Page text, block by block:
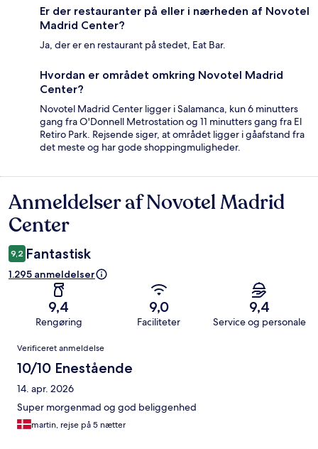
Er der restauranter på eller i nærheden af Novotel
Madrid Center?
Ja, der er en restaurant på stedet, Eat Bar.
Hvordan er området omkring Novotel Madrid
Center?
Novotel Madrid Center ligger i Salamanca, kun 6 minutters
gang fra O'Donnell Metrostation og 11 minutters gang fra El
Retiro Park. Rejsende siger, at området ligger i gåafstand fra
det meste og har gode shoppingmuligheder.
Anmeldelser
Anmeldelser af Novotel Madrid
Center
9,2 Fantastisk
1.295 anmeldelser
9,4
Rengøring
9,0
Faciliteter
9,4
Service og personale
Anmeldelser
Verificeret anmeldelse
10/10 Enestående
14. apr. 2026
Super morgenmad og god beliggenhed
martin, rejse på 5 nætter